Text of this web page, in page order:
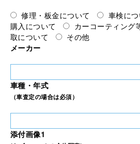
修理・板金について 車検につ
購入について
カーコーティング
取について
その他
メーカー
車種・年式
（車査定の場合は必須）
添付画像1